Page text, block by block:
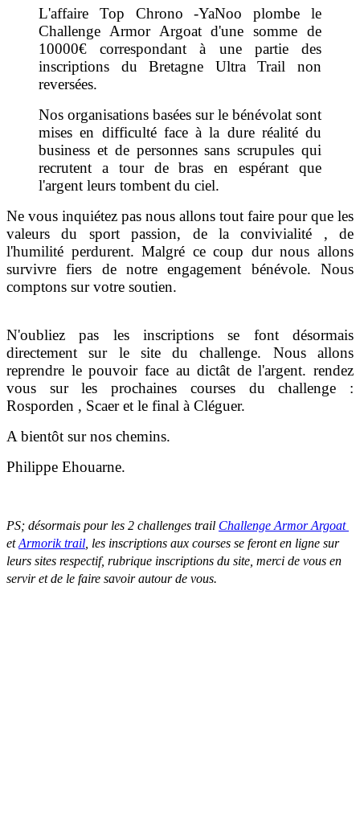
L'affaire Top Chrono -YaNoo plombe le
Challenge Armor Argoat d'une somme de
10000€ correspondant à une partie des
inscriptions du Bretagne Ultra Trail non
reversées.
Nos organisations basées sur le bénévolat sont
mises en difficulté face à la dure réalité du
business et de personnes sans scrupules qui
recrutent a tour de bras en espérant que
l'argent leurs tombent du ciel.
Ne vous inquiétez pas nous allons tout faire pour que les
valeurs du sport passion, de laconvivialité , de
l'humilité perdurent. Malgré ce coup dur nous allons
survivre fiers de notre engagement bénévole. Nous
comptons sur votre soutien.
N'oubliez pas les inscriptions se font désormais
directement sur le site du challenge. Nous allons
reprendre le pouvoir face au dictât de l'argent. rendez
vous sur les prochaines courses du challenge :
Rosporden , Scaer et le final à Cléguer.
A bientôt sur nos chemins.
Philippe Ehouarne.
PS; désormais pour les 2 challenges trail Challenge Armor Argoat
etArmorik trail , les inscriptions aux courses se feront en ligne sur
leurs sites respectif, rubrique inscriptions du site, merci de vous en
servir et de le faire savoir autour de vous.